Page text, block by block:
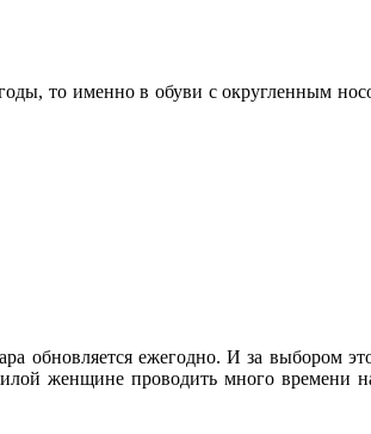
то именно в обуви с округленным
обновляется ежегодно. И за выбором
женщине проводить много времени